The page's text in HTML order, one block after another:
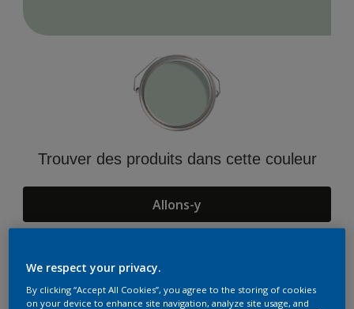
Trouver des produits dans cette couleur
Allons-y
Suggestions d'Harmonies
We respect your privacy.
By clicking “Accept All Cookies”, you agree to the storing of cookies
on your device to enhance site navigation, analyze site usage, and